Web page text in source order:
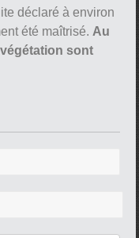
déclaré à environ
été maîtrisé. Au
sont